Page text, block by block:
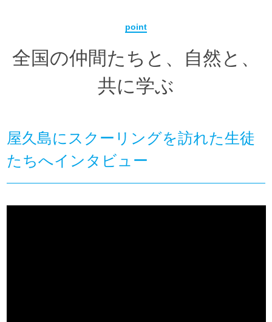
point
全国の仲間たちと、自然と、
共に学ぶ
屋久島にスクーリングを訪れた生徒
たちへインタビュー